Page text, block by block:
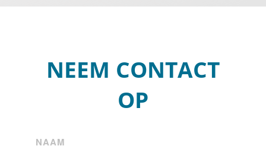
NEEM CONTACT
OP
NAAM